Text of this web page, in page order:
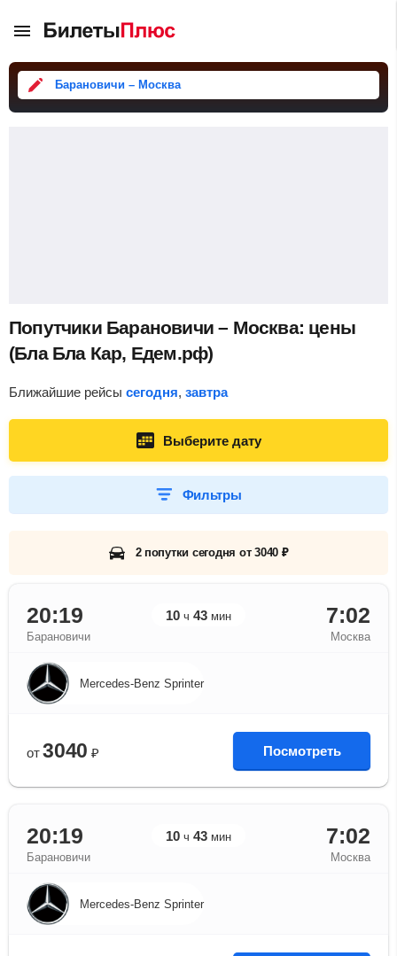
Барановичи – Москва
Попутчики Барановичи – Москва: цены
(Бла Бла Кар, Едем.рф)
Ближайшие рейсы сегодня, завтра
Выберите дату
Фильтры
2 попутки сегодня от 3040 ₽
20:19 10 ч 43 мин 7:02
Барановичи Москва
Mercedes-Benz Sprinter
от 3040 ₽ Посмотреть
20:19 10 ч 43 мин 7:02
Барановичи Москва
Mercedes-Benz Sprinter